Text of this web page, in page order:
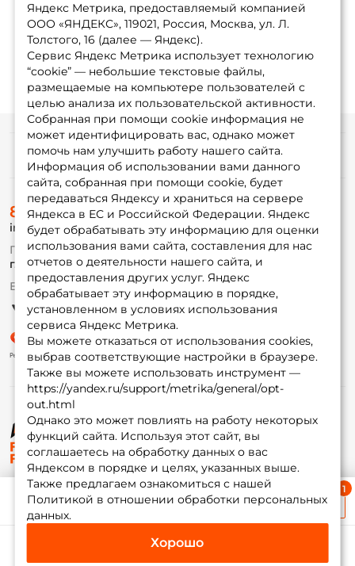
Ближайшая доставка
≈ 1 дн.
Яндекс Метрика, предоставляемый компанией
ООО «ЯНДЕКС», 119021, Россия, Москва, ул. Л.
Толстого, 16 (далее — Яндекс).
Сервис Яндекс Метрика использует технологию
“cookie” — небольшие текстовые файлы,
размещаемые на компьютере пользователей с
целью анализа их пользовательской активности.
Собранная при помощи cookie информация не
может идентифицировать вас, однако может
помочь нам улучшить работу нашего сайта.
Информация об использовании вами данного
сайта, собранная при помощи cookie, будет
передаваться Яндексу и храниться на сервере
Яндекса в ЕС и Российской Федерации. Яндекс
будет обрабатывать эту информацию для оценки
использования вами сайта, составления для нас
отчетов о деятельности нашего сайта, и
предоставления других услуг. Яндекс
обрабатывает эту информацию в порядке,
установленном в условиях использования
сервиса Яндекс Метрика.
Вы можете отказаться от использования cookies,
выбрав соответствующие настройки в браузере.
Также вы можете использовать инструмент —
https://yandex.ru/support/metrika/general/opt-
out.html
Однако это может повлиять на работу некоторых
функций сайта. Используя этот сайт, вы
соглашаетесь на обработку данных о вас
Яндексом в порядке и целях, указанных выше.
Также предлагаем ознакомиться с нашей
Политикой в отношении обработки персональных
данных.
Хорошо
© ФоксФишинг, 2009-2026
Информация
О магазине
Доставка
Оплата
Fox-bonus
Гуру
Партнерская программа
8 (495) 532-77-88
info@foxfishing.ru
По вопросам с заказом
г. Москва, ул. Плеханова д.7
Ежедневно 10:00 до 20:00